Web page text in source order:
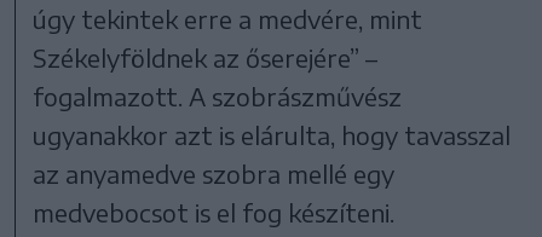
úgy tekintek erre a medvére, mint
Székelyföldnek az őserejére” –
fogalmazott. A szobrászművész
ugyanakkor azt is elárulta, hogy tavasszal
az anyamedve szobra mellé egy
medvebocsot is el fog készíteni.